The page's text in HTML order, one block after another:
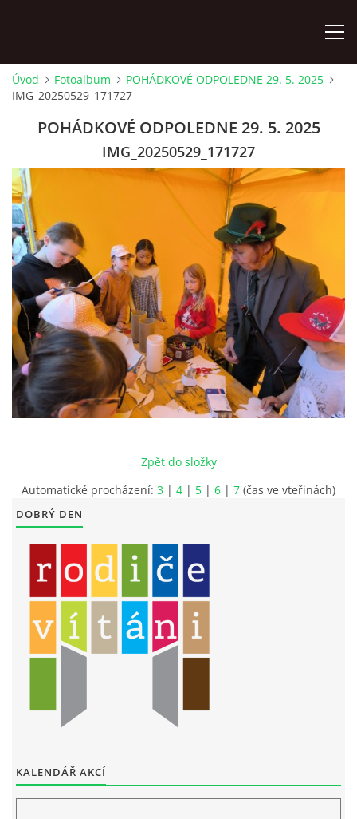
ÚVOD
ZAMĚSTNANCI
HUDEBNÍ OBOR
SOUBORY
VÝTVARNÝ OBOR
LITERÁRNĚ DRAMATICKÝ OBOR
PRAVIDLA PRO VEŘEJNÉ AKCE ZUŠ STAŇKOV
PŘIJÍMACÍ TALENTOVÉ ZKOUŠKY
ÚŘEDNÍ DESKA
ELEKTRONICKÁ PODATELNA
PROHLÁŠENÍ O OCHRANĚ OSOBNÍCH ÚDAJŮ
Úvod Fotoalbum
POHÁDKOVÉ ODPOLEDNE 29. 5. 2025
IMG_20250529_171727
POHÁDKOVÉ ODPOLEDNE 29. 5. 2025
IMG_20250529_171727
Zpět do složky
Automatické procházení: 3 | 4 | 5 | 6 | 7 (čas ve vteřinách)
DOBRÝ DEN
KALENDÁŘ AKCÍ